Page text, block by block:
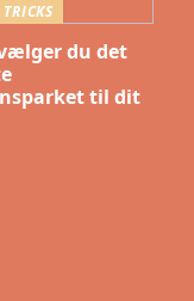
du det
til dit